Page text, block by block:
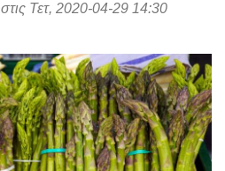
στις Τετ, 2020-04-29 14:30